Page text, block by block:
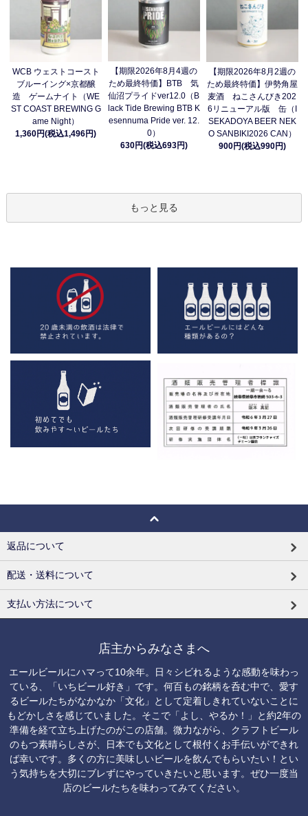
WCB ウェストコースト
ブルーイング×京都醸
造 ゲームナイト（WE
ST COAST BREWING G
ame Night）
1,360円(税込1,496円)
【期限2026年8月4週の
ため最終特価】BTB 気
仙沼プライドver12.0（B
lack Tide Brewing BTB K
esennuma Pride ver. 12.
0）
630円(税込693円)
【期限2026年8月2週の
ため最終特価】伊勢角屋
麦酒 ねこさんびき202
6リニューアル版 缶（I
SEKADOYA BEER NEK
O SANBIKI2026 CAN）
900円(税込990円)
もっと見る
返品について
配送・送料について
支払い方法について
店主からみなさまへ
エールビールにハマって10余年。日々シビれるような感動を味わっ
ている、「いちビール好き」です。何百もの銘柄を呑む中で、愛す
るビールたちがなかなか「文化」として定着しきれていないことに
もどかしさを感じていました。そこで「よし、やるか！」と約2年の
準備を経て立ち上げたのがこの店舗。微力ながら、クラフトビール
のもつ素晴らしさが、日本でも文化として根付くお手伝いができれ
ば幸いです。多くの方に美味しいビールを飲んでもらいたい！とい
う気持ちを大切にブレずにやっていきたいと思います。ぜひ一度当
店のビールたちを味わってみてください。